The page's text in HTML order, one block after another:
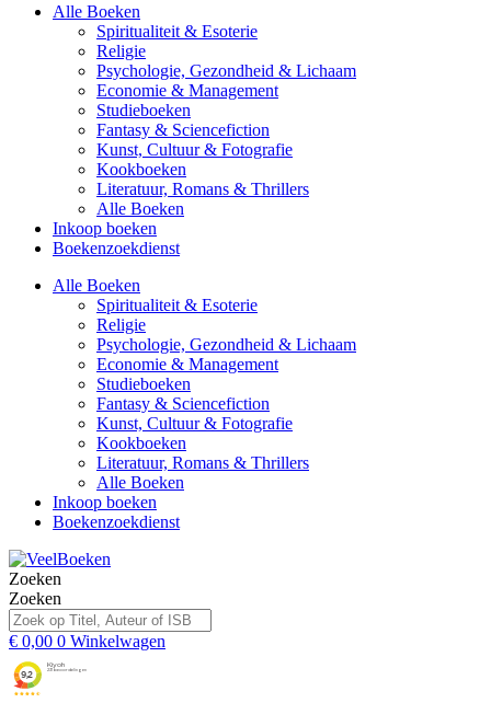
Alle Boeken
Spiritualiteit & Esoterie
Religie
Psychologie, Gezondheid & Lichaam
Economie & Management
Studieboeken
Fantasy & Sciencefiction
Kunst, Cultuur & Fotografie
Kookboeken
Literatuur, Romans & Thrillers
Alle Boeken
Inkoop boeken
Boekenzoekdienst
Alle Boeken
Spiritualiteit & Esoterie
Religie
Psychologie, Gezondheid & Lichaam
Economie & Management
Studieboeken
Fantasy & Sciencefiction
Kunst, Cultuur & Fotografie
Kookboeken
Literatuur, Romans & Thrillers
Alle Boeken
Inkoop boeken
Boekenzoekdienst
Zoeken
Zoeken
€ 0,00 0 Winkelwagen